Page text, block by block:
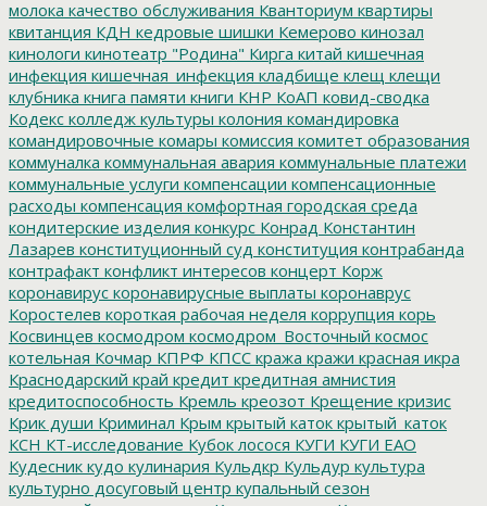
молока качество обслуживания Кванториум квартиры
квитанция КДН кедровые шишки Кемерово кинозал
кинологи кинотеатр "Родина" Кирга китай кишечная
инфекция кишечная_инфекция кладбище клещ клещи
клубника книга памяти книги КНР КоАП ковид-сводка
Кодекс колледж культуры колония командировка
командировочные комары комиссия комитет образования
коммуналка коммунальная авария коммунальные платежи
коммунальные услуги компенсации компенсационные
расходы компенсация комфортная городская среда
кондитерские изделия конкурс Конрад Константин
Лазарев конституционный суд конституция контрабанда
контрафакт конфликт интересов концерт Корж
коронавирус коронавирусные выплаты коронаврус
Коростелев короткая рабочая неделя коррупция корь
Косвинцев космодром космодром_Восточный космос
котельная Кочмар КПРФ КПСС кража кражи красная икра
Краснодарский край кредит кредитная амнистия
кредитоспособность Кремль креозот Крещение кризис
Крик души Криминал Крым крытый каток крытый_каток
КСН КТ-исследование Кубок лосося КУГИ КУГИ ЕАО
Кудесник кудо кулинария Кульдкр Кульдур культура
культурно досуговый центр купальный сезон